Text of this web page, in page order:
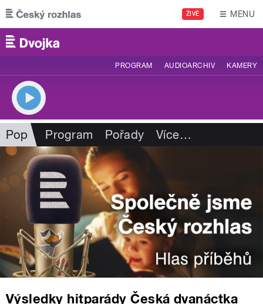
Přejít k hlavnímu obsahu
ŽIVĚ MENU
PROGRAM AUDIOARCHIV KAMERY
Pop Program Pořady Více…
Výsledky hitparády Česká dvanáctka